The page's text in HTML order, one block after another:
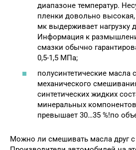
диапазоне температур.
пленки довольно
мк выдерживает нагрузку
Информация к
смазки обычно
0,5-1,5 МПа;
полусинтетические масла
механического
синтетических жидких
минеральных
превышает 30…35 %!по
Можно ли смешивать масла друг с